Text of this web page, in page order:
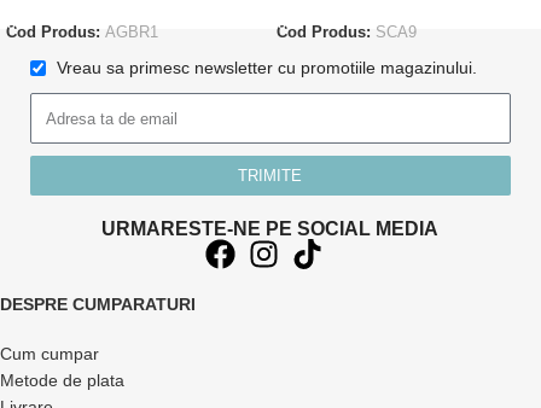
Cod Produs: AGBR1 Cod Produs: SCA9
Vreau sa primesc newsletter cu promotiile magazinului.
TRIMITE
URMARESTE-NE PE SOCIAL MEDIA
DESPRE CUMPARATURI
Cum cumpar
Metode de plata